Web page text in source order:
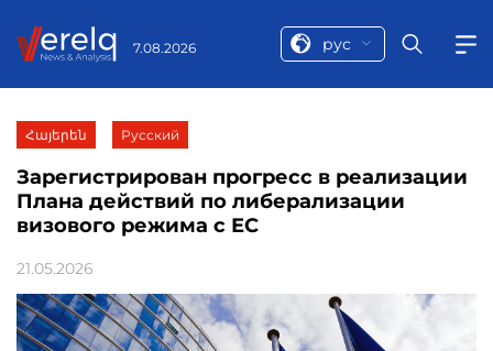
7.08.2026 рус
Հայերեն Русский
Зарегистрирован прогресс в реализации
Плана действий по либерализации
визового режима с ЕС
21.05.2026